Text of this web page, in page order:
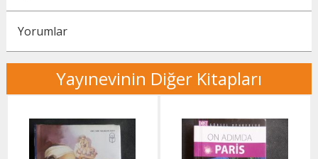
Yorumlar
Yayınevinin Diğer Kitapları